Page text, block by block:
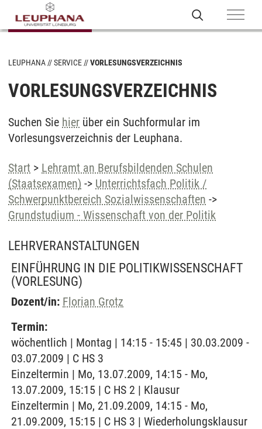
LEUPHANA SERVICE VORLESUNGSVERZEICHNIS
VORLESUNGSVERZEICHNIS
Suchen Sie hier über ein Suchformular im
Vorlesungsverzeichnis der Leuphana.
Start > Lehramt an Berufsbildenden Schulen
(Staatsexamen) -> Unterrichtsfach Politik /
Schwerpunktbereich Sozialwissenschaften ->
Grundstudium - Wissenschaft von der Politik
LEHRVERANSTALTUNGEN
EINFÜHRUNG IN DIE POLITIKWISSENSCHAFT
(VORLESUNG)
Dozent/in: Florian Grotz
Termin:
wöchentlich | Montag | 14:15 - 15:45 | 30.03.2009 -
03.07.2009 | C HS 3
Einzeltermin | Mo, 13.07.2009, 14:15 - Mo,
13.07.2009, 15:15 | C HS 2 | Klausur
Einzeltermin | Mo, 21.09.2009, 14:15 - Mo,
21.09.2009, 15:15 | C HS 3 | Wiederholungsklausur